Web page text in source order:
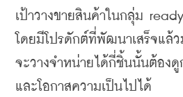
เป้าวางขายสินค้าในกลุ่ม
โดยมีโปรดักต์ที่พัฒนาเสร็จแล้ว
จะวางจำหน่ายได้กี่ชิ้นนั้นต้อง
และโอกาสความเป็นไปได้